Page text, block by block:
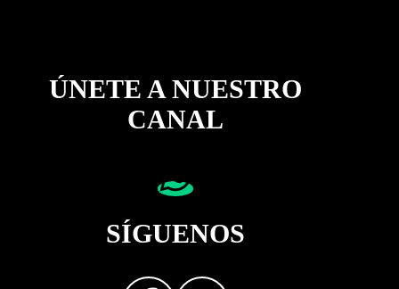
ÚNETE A NUESTRO
CANAL
SÍGUENOS